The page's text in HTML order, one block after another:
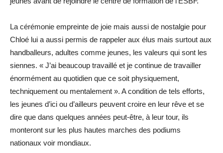
La cérémonie empreinte de joie mais aussi de nostalgie pour
Chloé lui a aussi permis de rappeler aux élus mais surtout aux
handballeurs, adultes comme jeunes, les valeurs qui sont les
siennes. « J’ai beaucoup travaillé et je continue de travailler
énormément au quotidien que ce soit physiquement,
techniquement ou mentalement ». A condition de tels efforts,
les jeunes d’ici ou d’ailleurs peuvent croire en leur rêve et se
dire que dans quelques années peut-être, à leur tour, ils
monteront sur les plus hautes marches des podiums
nationaux voir mondiaux.